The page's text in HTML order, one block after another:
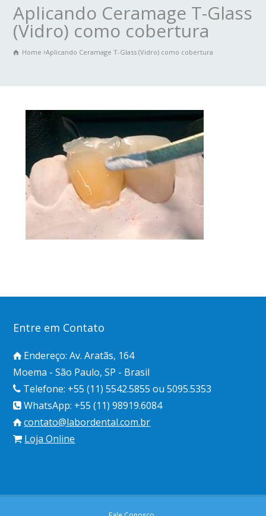
Aplicando Ceramage T-Glass
(Vidro) como cobertura
Home Aplicando Ceramage T-Glass (Vidro) como cobertura
Entre em Contato
Endereço: Av. Aratãs, 164
Moema - São Paulo, SP - Brasil
Telefone: +55 (11) 5542.5855 ou 5095.5353
WhatsApp: +55 (11) 98919.6084
contato@labordental.com.br
Loja Online